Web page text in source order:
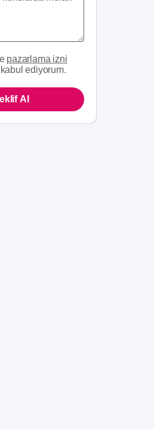
pazarlama izni
ediyorum.
Al